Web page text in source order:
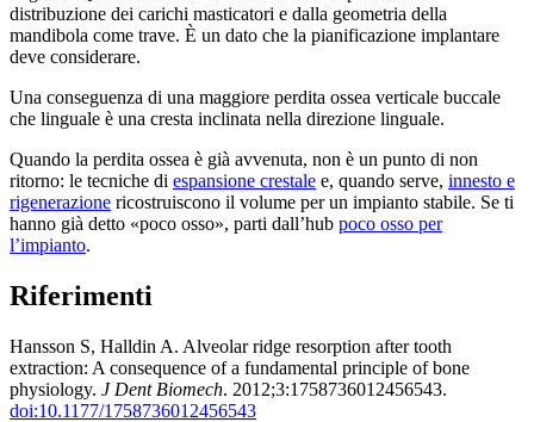
distribuzione dei carichi masticatori e dalla geometria della
mandibola come trave. È un dato che la pianificazione implantare
deve considerare.
Una conseguenza di una maggiore perdita ossea verticale buccale
che linguale è una cresta inclinata nella direzione linguale.
Quando la perdita ossea è già avvenuta, non è un punto di non
ritorno: le tecniche di espansione crestale e, quando serve, innesto e
rigenerazione ricostruiscono il volume per un impianto stabile. Se ti
hanno già detto «poco osso», parti dall’hub poco osso per
l’impianto.
Riferimenti
Hansson S, Halldin A. Alveolar ridge resorption after tooth
extraction: A consequence of a fundamental principle of bone
physiology. J Dent Biomech. 2012;3:1758736012456543.
doi:10.1177/1758736012456543